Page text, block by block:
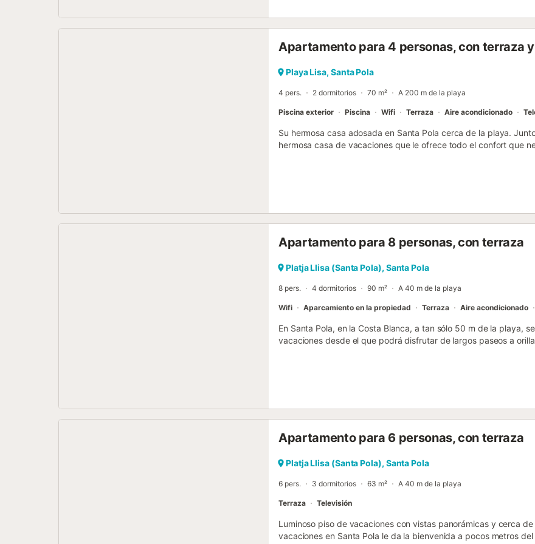
Apartamento para 4 personas, con terraza
Playa Lisa, Santa Pola
4 pers. 2 dormitorios 70 m² A 200 m de la playa
Piscina exterior Piscina Wifi Terraza Aire acondicionado
Su hermosa casa adosada en Santa Pola cerca de la playa.
hermosa casa de vacaciones que le ofrece todo el confort que
sala de estar y disfrutar de su tiempo en familia. Broncéense,
piscina comunitaria durante el día. Este hermoso pueblo
época del año. Santa Pola le ofrece sus amplias playas, así
hermoso bulevar con restaurantes que sirven todo tipo de
mismo puerto. También en el centro se encuentra el castillo y la
Apartamento para 8 personas, con terraza
Platja Llisa (Santa Pola), Santa Pola
8 pers. 4 dormitorios 90 m² A 40 m de la playa
Wifi Aparcamiento en la propiedad Terraza Aire acondicionado
En Santa Pola, en la Costa Blanca, a tan sólo 50 m de la playa,
vacaciones desde el que podrá disfrutar de largos paseos a
más con otro baño y secadora en la segunda planta y un
planta baja. Aquí podrá pasar tranquilas cenas y disfrutar del
pesquero. En la playa podrá practicar diversos deportes
Apartamento para 6 personas, con terraza
Platja Llisa (Santa Pola), Santa Pola
6 pers. 3 dormitorios 63 m² A 40 m de la playa
Terraza Televisión
Luminoso piso de vacaciones con vistas panorámicas y cerca
vacaciones en Santa Pola le da la bienvenida a pocos metros